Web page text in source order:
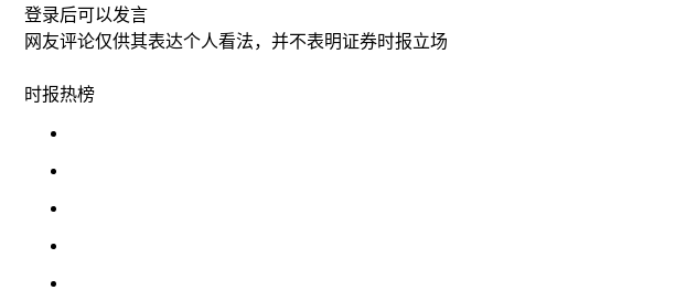
登录后可以发言
网友评论仅供其表达个人看法，并不表明证券时报立场
时报热榜